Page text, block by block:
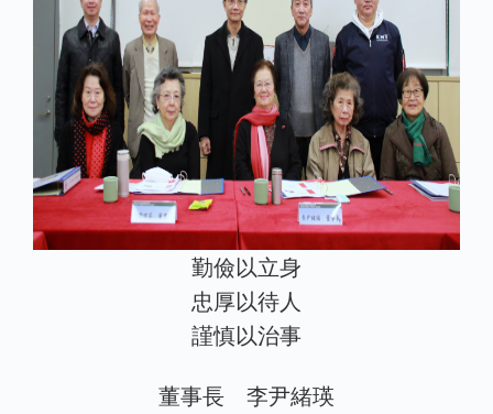
勤儉以立身
忠厚以待人
謹慎以治事
董事長 李尹緒瑛